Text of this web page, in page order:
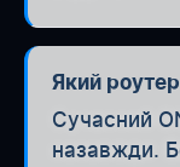
Який
Сучасний
назавжди.